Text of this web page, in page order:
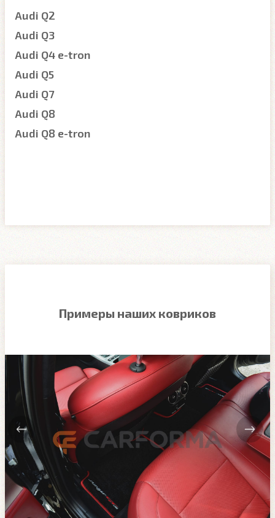
Audi Q2
Audi Q3
Audi Q4 e-tron
Audi Q5
Audi Q7
Audi Q8
Audi Q8 e-tron
Примеры наших ковриков